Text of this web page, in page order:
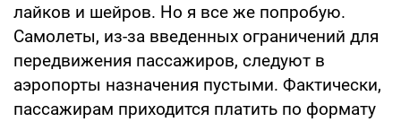
лайков и шейров. Но я все же попробую.
Самолеты, из-за введенных ограничений для
передвижения пассажиров, следуют в
аэропорты назначения пустыми. Фактически,
пассажирам приходится платить по формату